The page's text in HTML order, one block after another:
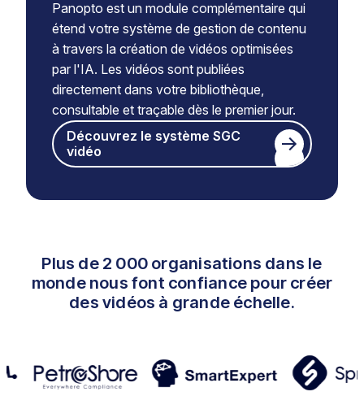
Panopto est un module complémentaire qui
étend votre système de gestion de contenu
à travers la création de vidéos optimisées
par l'IA. Les vidéos sont publiées
directement dans votre bibliothèque,
consultable et traçable dès le premier jour.
Découvrez le système SGC
vidéo
Plus de 2 000 organisations dans le
monde nous font confiance pour créer
des vidéos à grande échelle.